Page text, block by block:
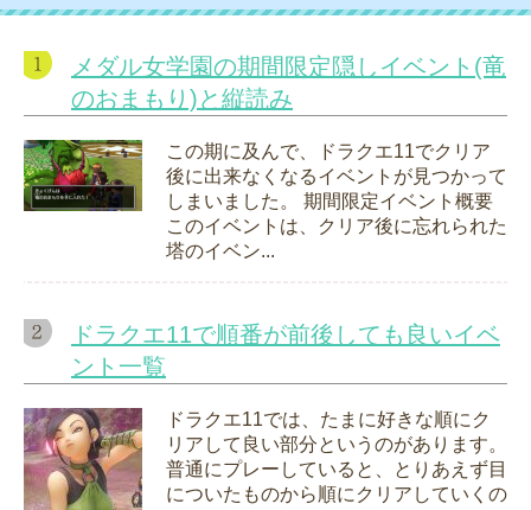
メダル女学園の期間限定隠しイベント(竜
のおまもり)と縦読み
この期に及んで、ドラクエ11でクリア
後に出来なくなるイベントが見つかって
しまいました。 期間限定イベント概要
このイベントは、クリア後に忘れられた
塔のイベン...
ドラクエ11で順番が前後しても良いイベ
ント一覧
ドラクエ11では、たまに好きな順にク
リアして良い部分というのがあります。
普通にプレーしていると、とりあえず目
についたものから順にクリアしていくの